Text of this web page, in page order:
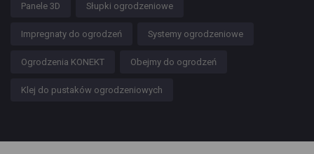
Panele 3D Słupki ogrodzeniowe
Impregnaty do ogrodzeń Systemy ogrodzeniowe
Ogrodzenia KONEKT Obejmy do ogrodzeń
Klej do pustaków ogrodzeniowych